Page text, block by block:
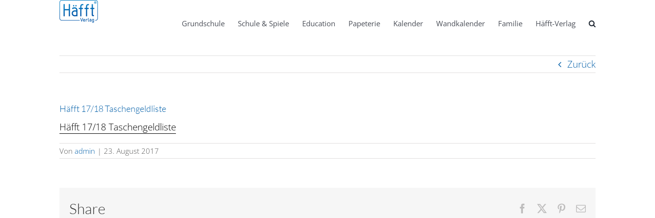
Grundschule Schule & Spiele Education Papeterie Kalender Wandkalender Familie Häfft-Verlag
Zurück
Häfft 17/18 Taschengeldliste
Häfft 17/18 Taschengeldliste
Von admin | 23. August 2017
Share Facebook Pinterest
E-